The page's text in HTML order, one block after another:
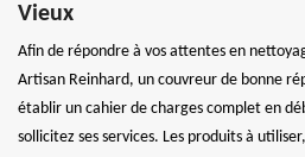
Vieux
Afin de répondre à vos attentes en
Artisan Reinhard, un couvreur de bonne
établir un cahier de charges complet en
sollicitez ses services. Les produits à